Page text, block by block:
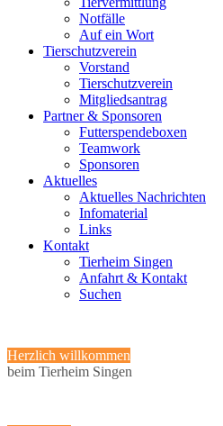
Notfälle
Auf ein Wort
Tierschutzverein
Vorstand
Tierschutzverein
Mitgliedsantrag
Partner & Sponsoren
Futterspendeboxen
Teamwork
Sponsoren
Aktuelles
Aktuelles Nachrichten
Infomaterial
Links
Kontakt
Tierheim Singen
Anfahrt & Kontakt
Suchen
Herzlich willkommen
beim Tierheim Singen